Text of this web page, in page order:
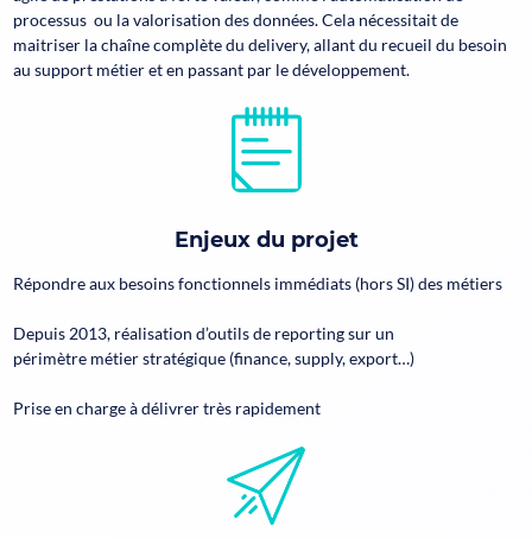
processus ou la valorisation des données. Cela nécessitait de
maitriser la chaîne complète du delivery, allant du recueil du besoin
au support métier et en passant par le développement.​
Enjeux du projet
Répondre aux besoins fonctionnels immédiats (hors SI) des métiers​
Depuis 2013, réalisation d’outils de reporting sur un
périmètre métier stratégique (finance, supply, export…)​
Prise en charge à délivrer très rapidement